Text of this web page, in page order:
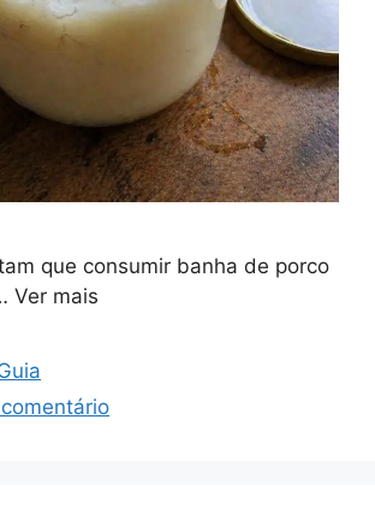
que consumir banha de porco
Ver mais